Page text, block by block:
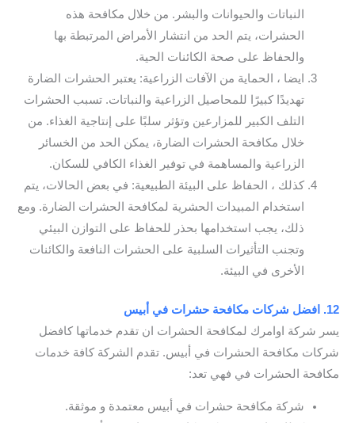
النباتات والحيوانات والبشر. من خلال مكافحة هذه
الحشرات، يتم الحد من انتشار الأمراض المرتبطة بها
والحفاظ على صحة الكائنات الحية.
ايضا ، الحماية من الآفات الزراعية: يعتبر الحشرات الضارة
تهديدًا كبيرًا للمحاصيل الزراعية والنباتات. تسبب الحشرات
التلف الكبير للمزارعين وتؤثر سلبًا على إنتاجية الغذاء. من
خلال مكافحة الحشرات الضارة، يمكن الحد من الخسائر
الزراعية والمساهمة في توفير الغذاء الكافي للسكان.
كذلك ، الحفاظ على البيئة الطبيعية: في بعض الحالات، يتم
استخدام المبيدات الحشرية لمكافحة الحشرات الضارة. ومع
ذلك، يجب استخدامها بحذر للحفاظ على التوازن البيئي
وتجنب التأثيرات السلبية على الحشرات النافعة والكائنات
الأخرى في البيئة.
12. افضل شركات مكافحة حشرات في أبيس
يسر شركة اوامرك لمكافحة الحشرات ان تقدم خدماتها كافضل
شركات مكافحة الحشرات في أبيس. تقدم الشركة كافة خدمات
مكافحة الحشرات في فهي تعد:
شركة مكافحة حشرات في أبيس معتمدة و موثقة.